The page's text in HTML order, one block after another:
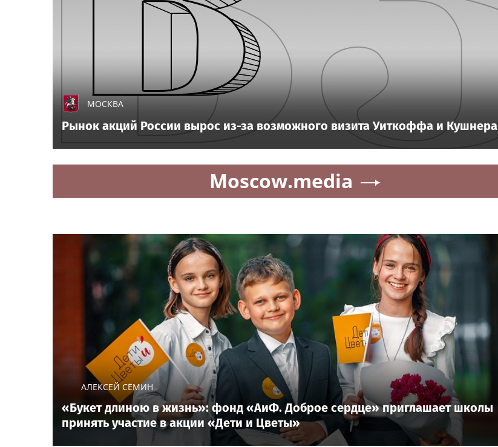
МОСКВА
Рынок акций России вырос из-за возможного визита Уиткоффа и Кушнера
Moscow.media
АЛЕКСЕЙ СЁМИН
«Букет длиною в жизнь»: фонд «АиФ. Доброе сердце» приглашает школы
принять участие в акции «Дети и Цветы»